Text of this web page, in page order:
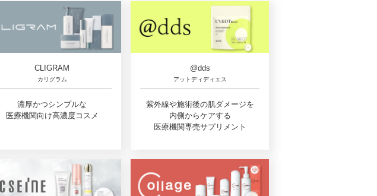
CLIGRAM
カリグラム
濃厚かつシンプルな
医療機関向け高濃度コスメ
@dds
アットディディエス
紫外線や施術後の肌ダメージを
内側からケアする
医療機関専売サプリメント